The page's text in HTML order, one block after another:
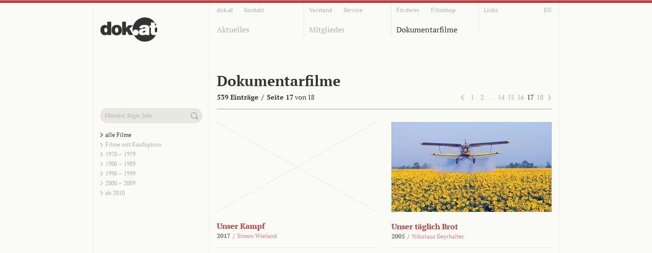
dok.at Kontakt Vorstand Service Förderer Filmshop Links EN
Aktuelles Mitglieder Dokumentarfilme
Dokumentarfilme
539 Einträge / Seite 17von 18 1 2 … 14 15 16 17 18
alle Filme
Filme mit Kaufoption
1970 – 1979
1980 – 1989
1990 – 1999
2000 – 2009
ab 2010
Unser Kampf
2017 / Simon Wieland
Unser täglich Brot
2005 / Nikolaus Geyrhalter